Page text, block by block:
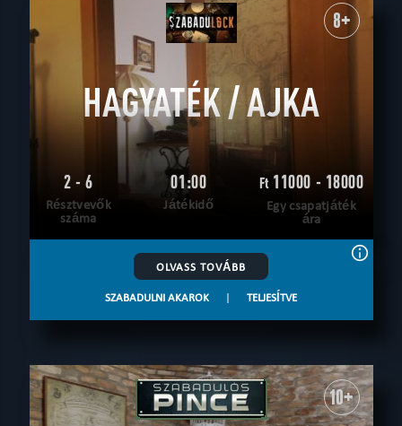
8+
HAGYATÉK / AJKA
2 - 6
Résztvevők
száma
01:00
Játékidő
Ft11000 - 18000
Egy csapatjáték
ára
OLVASS TOVÁBB
SZABADULNI AKAROK | TELJESÍTVE
10+